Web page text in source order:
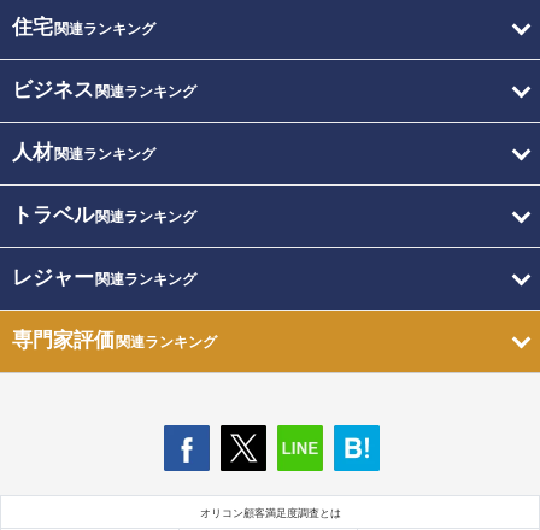
住宅関連ランキング
ビジネス 関連ランキング
人材関連ランキング
トラベル関連ランキング
レジャー関連ランキング
専門家評価関連ランキング
オリコン顧客満足度調査とは